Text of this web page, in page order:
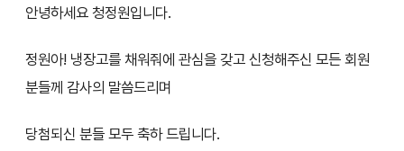
안녕하세요 청정원입니다.
정원아! 냉장고를 채워줘에 관심을 갖고 신청해주신 모든 회원
분들께 감사의 말씀드리며
당첨되신 분들 모두 축하 드립니다.